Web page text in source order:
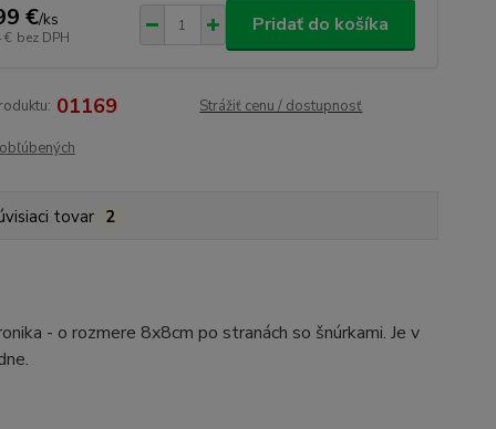
€/ks
€ bez DPH
Pridať do košíka
01169 Strážiť cenu / dostupnosť
tovar 2
- o rozmere 8x8cm po stranách so šnúrkami. Je v